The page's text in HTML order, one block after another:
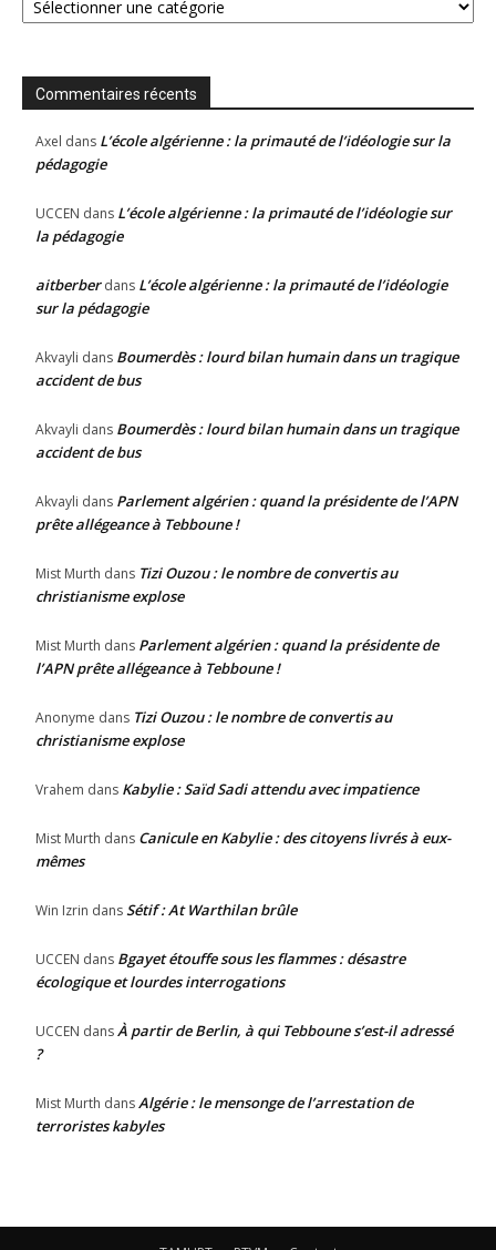
Commentaires récents
Axel dans L’école algérienne : la primauté de l’idéologie sur la
pédagogie
UCCEN dans L’école algérienne : la primauté de l’idéologie sur
la pédagogie
aitberberdans L’école algérienne : la primauté de l’idéologie
sur la pédagogie
Akvayli dans Boumerdès : lourd bilan humain dans un tragique
accident de bus
Akvayli dans Boumerdès : lourd bilan humain dans un tragique
accident de bus
Akvayli dans Parlement algérien : quand la présidente de l’APN
prête allégeance à Tebboune !
Mist Murth dans Tizi Ouzou : le nombre de convertis au
christianisme explose
Mist Murth dans Parlement algérien : quand la présidente de
l’APN prête allégeance à Tebboune !
Anonyme dans Tizi Ouzou : le nombre de convertis au
christianisme explose
Vrahem dans Kabylie : Saïd Sadi attendu avec impatience
Mist Murth dans Canicule en Kabylie : des citoyens livrés à eux-
mêmes
Win Izrin dansSétif : At Warthilan brûle
UCCEN dans Bgayet étouffe sous les flammes : désastre
écologique et lourdes interrogations
UCCEN dansÀ partir de Berlin, à qui Tebboune s’est-il adressé
?
Mist Murth dansAlgérie : le mensonge de l’arrestation de
terroristes kabyles